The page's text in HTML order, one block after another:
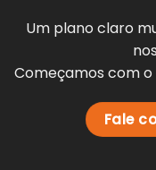
Um plano claro
Começamos com
Fale